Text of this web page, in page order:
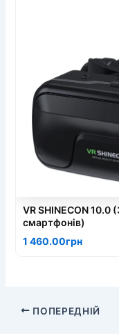
VR SHINECON 10.0
смартфонів)
1 460.00грн
ПОПЕРЕДНІЙ